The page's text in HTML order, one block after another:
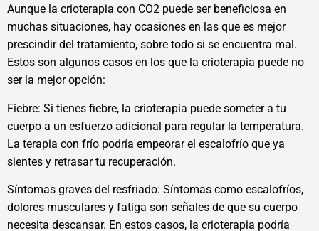
Aunque la crioterapia con CO2 puede ser beneficiosa en
muchas situaciones, hay ocasiones en las que es mejor
prescindir del tratamiento, sobre todo si se encuentra mal.
Estos son algunos casos en los que la crioterapia puede no
ser la mejor opción:
Fiebre: Si tienes fiebre, la crioterapia puede someter a tu
cuerpo a un esfuerzo adicional para regular la temperatura.
La terapia con frío podría empeorar el escalofrío que ya
sientes y retrasar tu recuperación.
Síntomas graves del resfriado: Síntomas como escalofríos,
dolores musculares y fatiga son señales de que su cuerpo
necesita descansar. En estos casos, la crioterapia podría